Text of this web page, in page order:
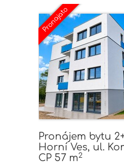
Pronájem bytu
Horní Ves, ul.
CP 57 m2